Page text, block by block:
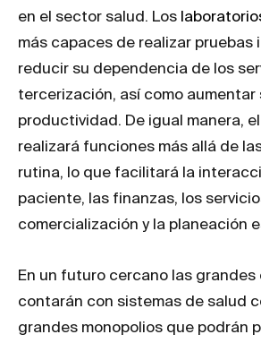
en el sector salud. Los
más capaces de realizar pruebas
reducir su dependencia de los
tercerización, así como aumentar
productividad. De igual manera,
realizará funciones más allá de
rutina, lo que facilitará la
paciente, las finanzas, los
comercialización y la planeación
En un futuro cercano las
contarán con sistemas de salud
grandes monopolios que podrán